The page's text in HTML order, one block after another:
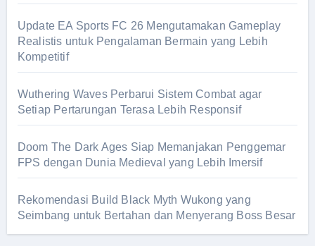
Update EA Sports FC 26 Mengutamakan Gameplay
Realistis untuk Pengalaman Bermain yang Lebih
Kompetitif
Wuthering Waves Perbarui Sistem Combat agar
Setiap Pertarungan Terasa Lebih Responsif
Doom The Dark Ages Siap Memanjakan Penggemar
FPS dengan Dunia Medieval yang Lebih Imersif
Rekomendasi Build Black Myth Wukong yang
Seimbang untuk Bertahan dan Menyerang Boss Besar